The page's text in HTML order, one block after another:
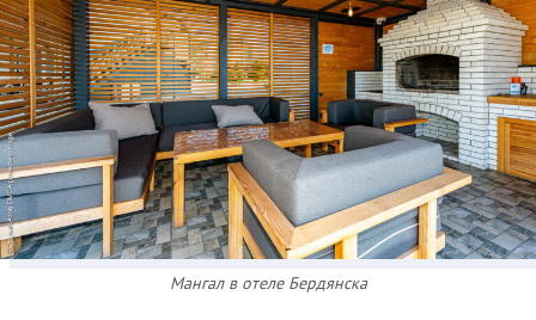
Мангал в отеле Бердянска